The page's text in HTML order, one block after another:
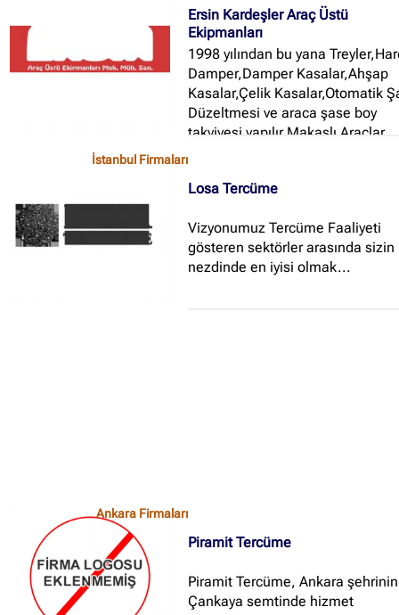
atılım gerçekleştirdik...
Ersin Kardeşler Araç Üstü
Ekipmanları
1998 yılından bu yana
Damper,Damper Kasalar,Ahşap
Kasalar,Çelik Kasalar,Otomatik
Düzeltmesi ve araca şase boy
takviyesi yapılır Makaslı Araçlar
Otomatik Dingil Kaldırma
faaliyet göstermektedir...
İstanbul Firmaları
Losa Tercüme
Vizyonumuz Tercüme Faaliyeti
gösteren sektörler arasında sizin
nezdinde en iyisi olmak...
Ankara Firmaları
Piramit Tercüme
Piramit Tercüme, Ankara şehrinin
Çankaya semtinde hizmet